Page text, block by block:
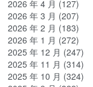
2026 年 4 月 (127)
2026 年 3 月 (207)
2026 年 2 月 (183)
2026 年 1 月 (272)
2025 年 12 月 (247)
2025 年 11 月 (314)
2025 年 10 月 (324)